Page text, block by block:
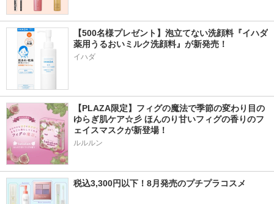
【500名様プレゼント】泡立てない洗顔料『イハダ
薬用うるおいミルク洗顔料』が新発売！
イハダ
【PLAZA限定】フィグの魔法で季節の変わり目の
ゆらぎ肌ケア☆彡 ほんのり甘いフィグの香りのフ
ェイスマスクが新登場！
ルルルン
税込3,300円以下！8月発売のプチプラコスメ